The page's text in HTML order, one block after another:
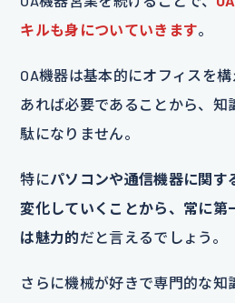
キルも身についていきます。
OA機器は基本的にオフィスを
あれば必要であることから、知
駄になりません。
特にパソコンや通信機器に関す
変化していくことから、常に第
は魅力的だと言えるでしょう。
さらに機械が好きで専門的な知